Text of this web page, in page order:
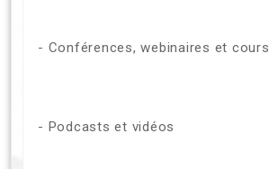
- Conférences, webinaires et cours
- Podcasts et vidéos